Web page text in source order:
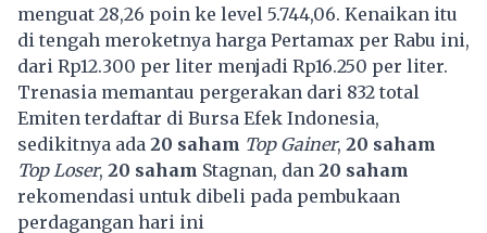
menguat 28,26 poin ke level 5.744,06. Kenaikan itu
di tengah meroketnya harga Pertamax per Rabu ini,
dari Rp12.300 per liter menjadi Rp16.250 per liter.
Trenasia memantau pergerakan dari 832 total
Emiten terdaftar di Bursa Efek Indonesia,
sedikitnya ada 20 saham Top Gainer, 20 saham
Top Loser, 20 saham Stagnan, dan 20 saham
rekomendasi untuk dibeli pada pembukaan
perdagangan hari ini